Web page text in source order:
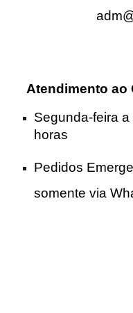
Atendimento ao
Segunda-feira
horas
Pedidos
somente via